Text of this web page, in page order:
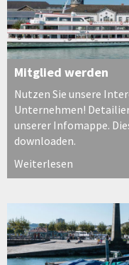
Mitglied werden
Nutzen Sie unsere
Unternehmen!
unserer Infomappe.
downloaden.
Weiterlesen